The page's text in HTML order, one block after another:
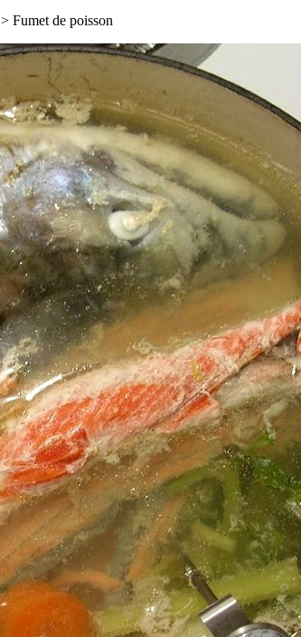
> Fumet de poisson